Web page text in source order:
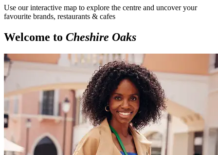
Use our interactive map to explore the centre and uncover your
favourite brands, restaurants & cafes
Welcome to Cheshire Oaks